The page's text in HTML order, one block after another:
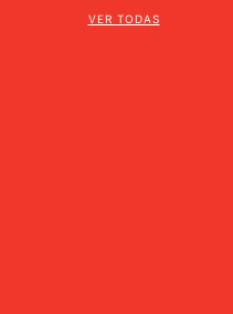
VER TODAS